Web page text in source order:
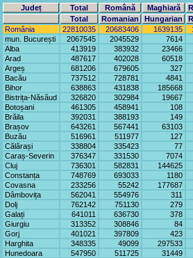
Județ Total Română Maghiară
Total
Romanian Hungarian
România
22810035 20683406 1639135
mun. București
2067545 2045529 7614
Alba
413919 383932 23466
Arad
487617 402028 60518
Argeș
681206 679605 327
Bacău
737512 728781 4841
Bihor
638863 431838 185668
Bistrița-Năsăud
326820 302984 19667
Botoșani
461305 458941 108
Brăila
392031 388193 149
Brașov
643261 567441 63103
Buzău
516961 511977 127
Călărași
338804 335423 77
Caraș-Severin
376347 331530 7074
Cluj
736301 582831 144625
Constanța
748769 693033 1180
Covasna
233256 55242 177687
Dâmbovița
562041 554976 311
Dolj
762142 751130 279
Galați
641011 636730 378
Giurgiu
313352 308846 84
Gorj
401021 397809 423
Harghita
348335 49099 297533
Hunedoara
547950 511725 31449